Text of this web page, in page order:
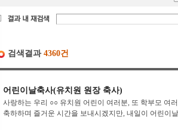
검색결과 4360건
어린이날축사(유치원 원장 축사)
사랑하는 우리 ○○ 유치원 어린이 여러분, 또 학부모 여
축하하며 즐거운 시간을 보내시겠지만, 내일이 어린이